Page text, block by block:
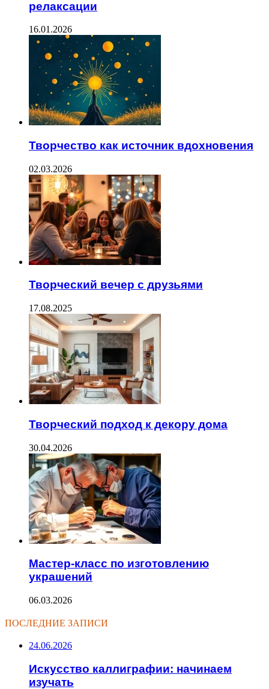
релаксации
16.01.2026
Творчество как источник вдохновения
02.03.2026
Творческий вечер с друзьями
17.08.2025
Творческий подход к декору дома
30.04.2026
Мастер-класс по изготовлению
украшений
06.03.2026
ПОСЛЕДНИЕ ЗАПИСИ
24.06.2026
Искусство каллиграфии: начинаем
изучать